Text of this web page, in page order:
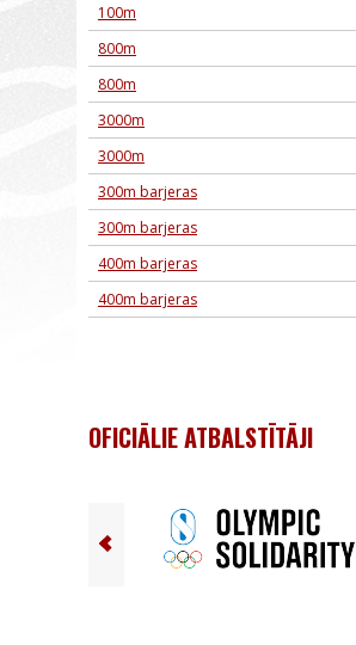
100m
800m
800m
3000m
3000m
300m barjeras
300m barjeras
400m barjeras
400m barjeras
OFICIĀLIE ATBALSTĪTĀJI